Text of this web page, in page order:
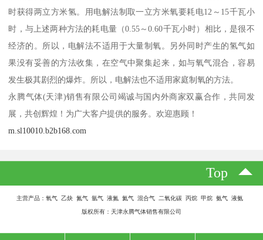
时获得两立方米氢。用电解法制取一立方米氧要耗电12～15千瓦小
时，与上述两种方法的耗电量（0.55～0.60千瓦小时）相比，是很不
经济的。所以，电解法不适用于大量制氧。另外同时产生的氢气如
果没有妥善的方法收集，在空气中聚集起来，如与氧气混合，容易
发生极其剧烈的爆炸。所以，电解法也不适用家庭制氧的方法。
永腾气体(天津)销售有限公司竭诚与国内外商家双赢合作，共同发
展，共创辉煌！为广大客户提供的服务。欢迎惠顾！
m.sl10010.b2b168.com
Top
主营产品：氧气 乙炔 氮气 氩气 液氮 氦气 混合气 二氧化碳 丙烷 甲烷 氨气 液氨
版权所有：天津永腾气体销售有限公司